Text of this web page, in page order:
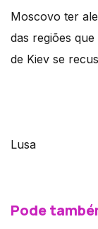
Moscovo ter
das regiões
de Kiev se
Lusa
Pode